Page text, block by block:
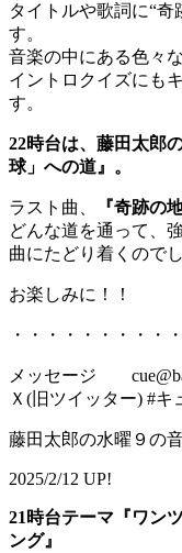
タイトルや歌詞に“奇
す。
音楽の中にある色々
イントロクイズにも
す。
22時台は、藤田太郎
球」への道』。
ラスト曲、 『奇跡の
どんな道を通って、
曲にたどり着くので
お楽しみに！！
・・・・・・・・・
メッセージ
Ｘ(旧ツイッター) #キ
藤田太郎の水曜９の
2025/2/12 UP!
21時台テーマ『ワン
ング』